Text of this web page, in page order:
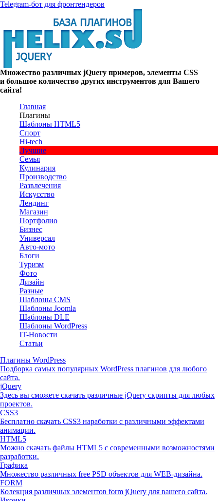
Telegram-бот для фронтендеров
Множество различных jQuery примеров, элементы CSS
и большое количество других инструментов для Вашего
сайта!
Главная
Плагины
Шаблоны HTML5
Спорт
Hi-tech
Лучшие
Семья
Кулинария
Производство
Развлечения
Искусство
Лендинг
Магазин
Портфолио
Бизнес
Универсал
Авто-мото
Блоги
Туризм
Фото
Дизайн
Разные
Шаблоны CMS
Шаблоны Joomla
Шаблоны DLE
Шаблоны WordPress
IT-Новости
Статьи
Плагины WordPress
Подборка самых популярных WordPress плагинов для любого
сайта.
jQuery
Здесь вы сможете скачать различные jQuery скрипты для любых
проектов.
CSS3
Бесплатно скачать CSS3 наработки с различными эффектами
анимации.
HTML5
Можно скачать файлы HTML5 с современными возможностями
разработки.
Графика
Множество различных free PSD объектов для WEB-дизайна.
FORM
Колекция различных элементов form jQuery для вашего сайта.